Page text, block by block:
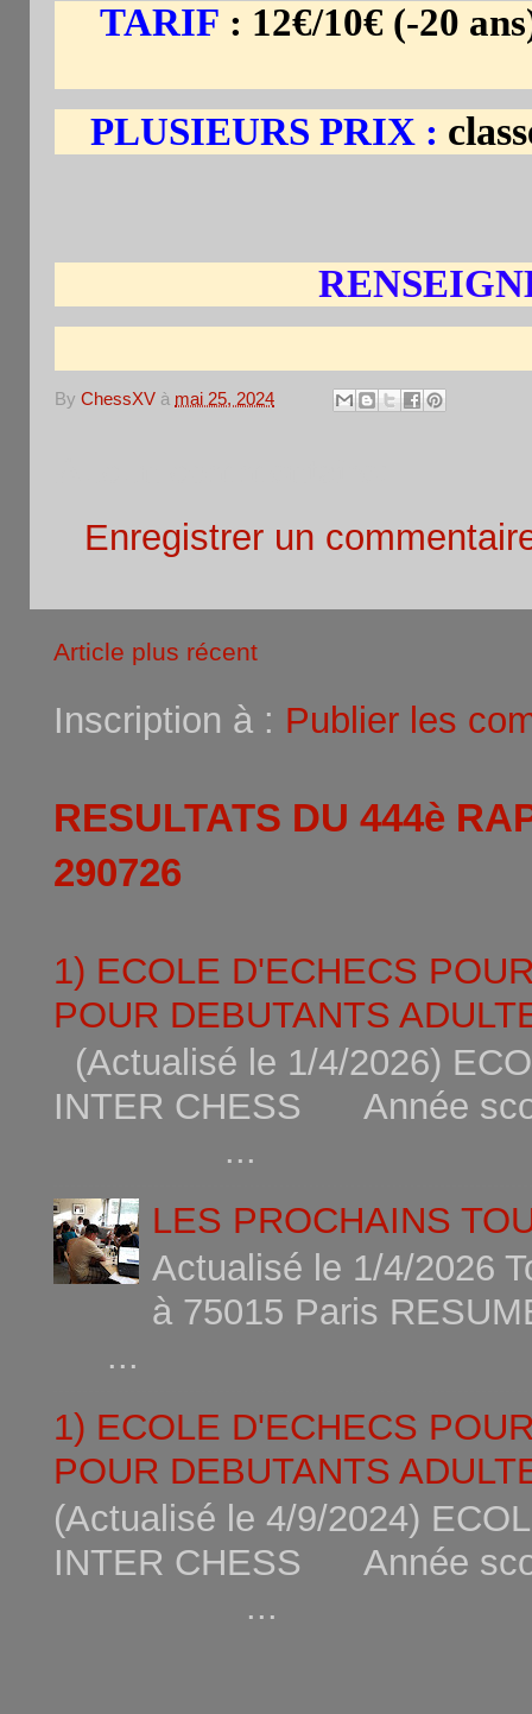
TARIF : 12€/10€ (-20
PLUSIEURS PRIX :
By ChessXV à mai 25, 2024
Enregistrer un
Article plus récent
Inscription à : Publier les
RESULTATS DU 444è
290726
1) ECOLE D'ECHECS
POUR DEBUTANTS
(Actualisé le 1/4/2026)
INTER CHESS Année
...
LES PROCHAINS
Actualisé le 1/4/2026
à 75015
...
1) ECOLE D'ECHECS
POUR DEBUTANTS
(Actualisé le 4/9/2024)
INTER CHESS Année
...